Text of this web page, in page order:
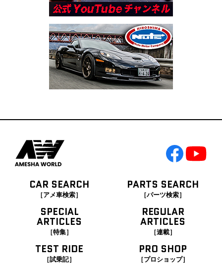
CAR SEARCH
［アメ車検索］
PARTS SEARCH
［パーツ検索］
SPECIAL
ARTICLES
［特集］
REGULAR
ARTICLES
［連載］
TEST RIDE
［試乗記］
PRO SHOP
［プロショップ］